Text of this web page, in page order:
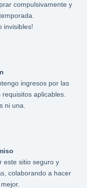
compulsivamente y
invisibles!
ingresos por las
aplicables.
ni una.
este sitio seguro y
colaborando a hacer